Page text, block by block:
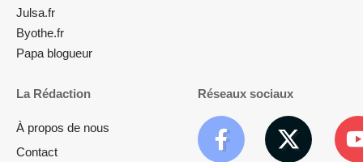
Julsa.fr
Byothe.fr
Papa blogueur
La Rédaction
À propos de nous
Contact
Réseaux sociaux